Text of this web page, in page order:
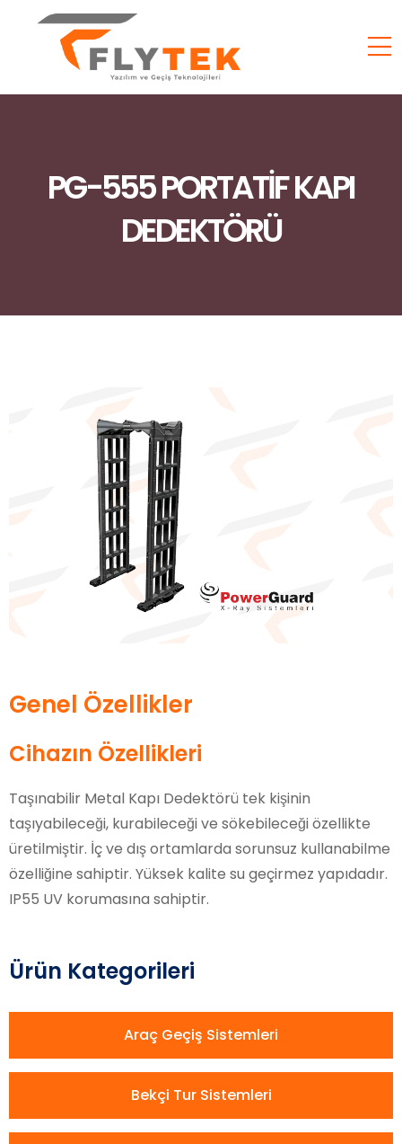
PG-555 PORTATİF KAPI
DEDEKTÖRÜ
Ürün Kategorileri
Araç Geçiş Sistemleri
Bekçi Tur Sistemleri
Genel Özellikler
Cihazın Özellikleri
Taşınabilir Metal Kapı Dedektörü tek kişinin
taşıyabileceği, kurabileceği ve sökebileceği özellikte
üretilmiştir. İç ve dış ortamlarda sorunsuz kullanabilme
özelliğine sahiptir. Yüksek kalite su geçirmez yapıdadır.
IP55 UV korumasına sahiptir.